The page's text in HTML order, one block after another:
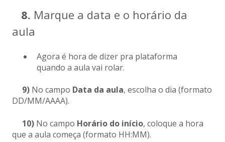
8. Marque a data e o horário da
aula
Agora é hora de dizer pra plataforma
quando a aula vai rolar.
9) No campo Data da aula, escolha o dia (formato
DD/MM/AAAA).
10) No campo Horário do início, coloque a hora
que a aula começa (formato HH:MM).